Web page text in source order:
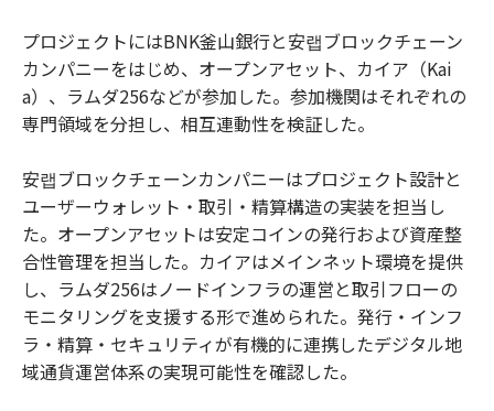
プロジェクトにはBNK釜山銀行と安랩ブロックチェーン
カンパニーをはじめ、オープンアセット、カイア（Kai
a）、ラムダ256などが参加した。参加機関はそれぞれの
専門領域を分担し、相互連動性を検証した。
安랩ブロックチェーンカンパニーはプロジェクト設計と
ユーザーウォレット・取引・精算構造の実装を担当し
た。オープンアセットは安定コインの発行および資産整
合性管理を担当した。カイアはメインネット環境を提供
し、ラムダ256はノードインフラの運営と取引フローの
モニタリングを支援する形で進められた。発行・インフ
ラ・精算・セキュリティが有機的に連携したデジタル地
域通貨運営体系の実現可能性を確認した。